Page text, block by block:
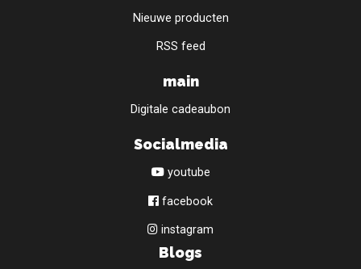
Nieuwe producten
RSS feed
main
Digitale cadeaubon
Socialmedia
youtube
facebook
instagram
Blogs